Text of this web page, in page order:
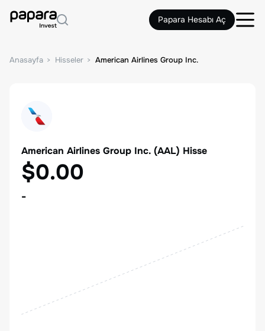
Papara Hesabı Aç
Anasayfa Hisseler American Airlines Group Inc.
American Airlines Group Inc. (AAL) Hisse
$0.00
-